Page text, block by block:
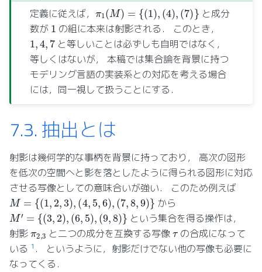
定義に従えば，π 1(M)= 1),(4) 7)}
と成分
数が 1 の組に本来は射影される． このとき，
1 4 7 と等しいことは必ずしも自明ではなく，
等しくはないが， 本稿では集合論を背景に持つ
モデリング言語の実装系との対応を考える場合
には，同一視して扱うことにする．
7.3. 抽出とは
射影は幾何学的な事柄を背景に持っており， 高次の図形
を低次の空間へと影を落としたように得られる図形に対応
させる写像としての意味合いが強い． このため例えば
M={( 1,2, ), 4,5 6), 7, 8,9 } から
M′= {(3,2), 6,5 ),(9 8)
という集合を得る操作は，
射影π2, 3と二つの成分を互換する写像τの合成になって
いる 1 ． というように，射影だけでない他の写像も必要に
なってくる．